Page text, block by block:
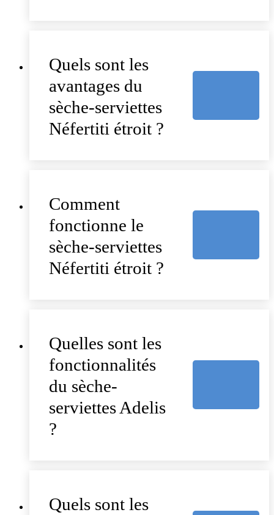
Quels sont les
avantages du
sèche-serviettes
Néfertiti étroit ?
Comment
fonctionne le
sèche-serviettes
Néfertiti étroit ?
Quelles sont les
fonctionnalités
du sèche-
serviettes Adelis
?
Quels sont les